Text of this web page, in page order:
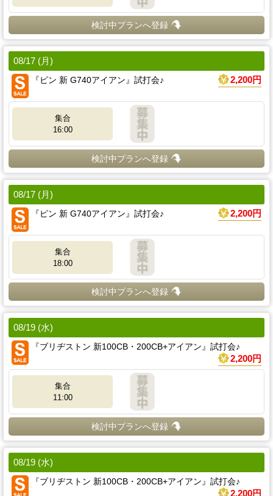
検討中プランへ登録
08/17 (月)
『ピン 新 G740アイアン』試打会♪
2,200円
集合
16:00
検討中プランへ登録
08/17 (月)
『ピン 新 G740アイアン』試打会♪
2,200円
集合
18:00
検討中プランへ登録
08/19 (水)
『ブリヂストン 新100CB・200CB+アイアン』試打会♪
2,200円
集合
11:00
検討中プランへ登録
08/19 (水)
『ブリヂストン 新100CB・200CB+アイアン』試打会♪
2,200円